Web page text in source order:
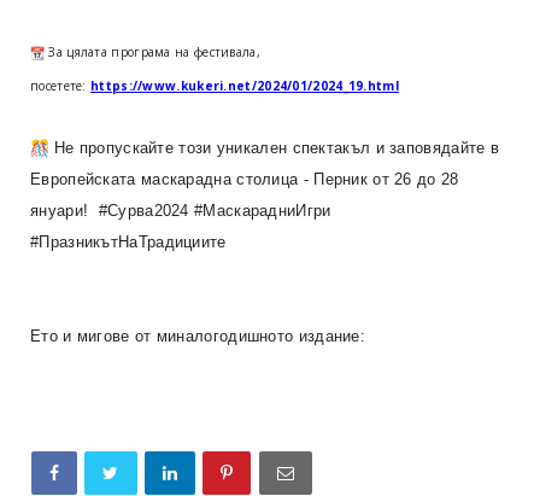
За цялата програма на фестивала,
посетете: https://www.kukeri.net/2024/01/2024_19.html
Не пропускайте този уникален спектакъл и заповядайте в
Европейската маскарадна столица - Перник от 26 до 28
януари! #Сурва2024 #МаскарадниИгри
#ПразникътНаТрадициите
Ето и мигове от миналогодишното издание: